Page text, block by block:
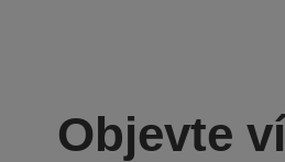
Objevte